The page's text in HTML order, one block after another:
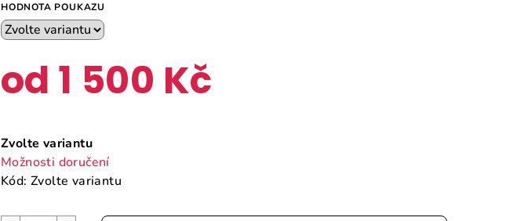
HODNOTA POUKAZU
od 1 500 Kč
cena:
Zvolte variantu
Možnosti doručení
Kód: Zvolte variantu